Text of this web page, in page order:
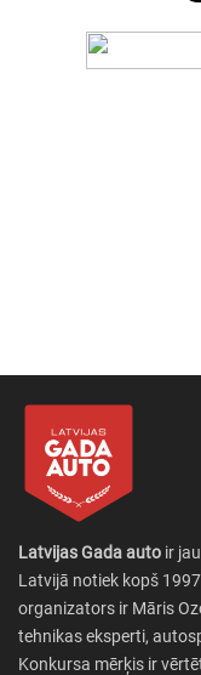
Latvijas Gada auto ir
Latvijā notiek kopš
organizators ir Māris
tehnikas eksperti,
Konkursa mērķis ir